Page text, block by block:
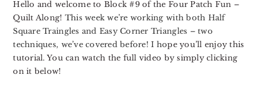
Hello and welcome to Block #9 of the Four Patch Fun –
Quilt Along! This week we’re working with both Half
Square Traingles and Easy Corner Triangles – two
techniques, we’ve covered before! I hope you’ll enjoy this
tutorial. You can watch the full video by simply clicking
on it below!